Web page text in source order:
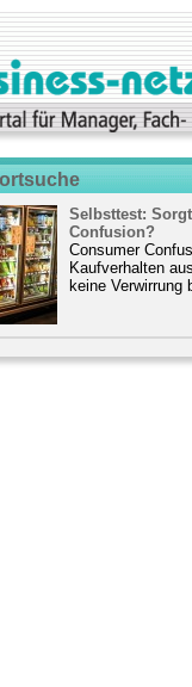
Selbsttest:
Confusion?
Consumer
Kaufverhalten
keine Verwirrung